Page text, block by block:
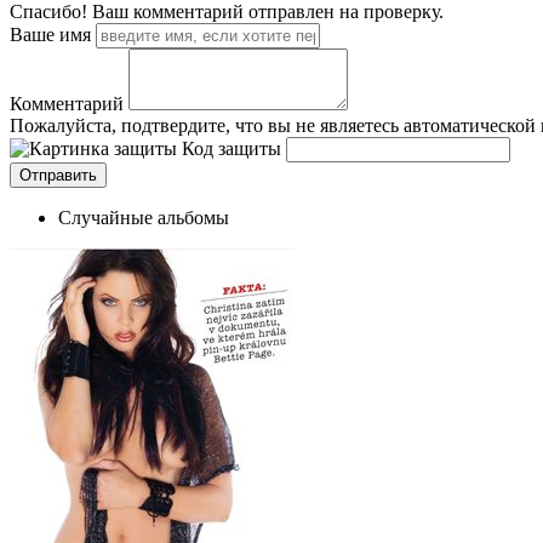
Спасибо! Ваш комментарий отправлен на проверку.
Ваше имя
Комментарий
Пожалуйста, подтвердите, что вы не являетесь
Код защиты
Случайные альбомы